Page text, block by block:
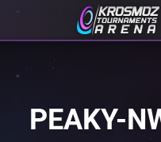
PEAKY-